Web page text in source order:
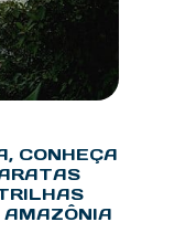
CONHEÇA
AMAZÔNIA